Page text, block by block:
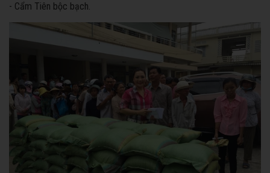
- Cẩm Tiên bộc bạch.